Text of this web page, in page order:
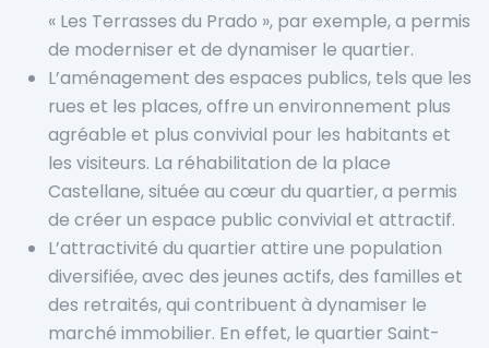
« Les Terrasses du Prado », par exemple, a permis
de moderniser et de dynamiser le quartier.
L’aménagement des espaces publics, tels que les
rues et les places, offre un environnement plus
agréable et plus convivial pour les habitants et
les visiteurs. La réhabilitation de la place
Castellane, située au cœur du quartier, a permis
de créer un espace public convivial et attractif.
L’attractivité du quartier attire une population
diversifiée, avec des jeunes actifs, des familles et
des retraités, qui contribuent à dynamiser le
marché immobilier. En effet, le quartier Saint-